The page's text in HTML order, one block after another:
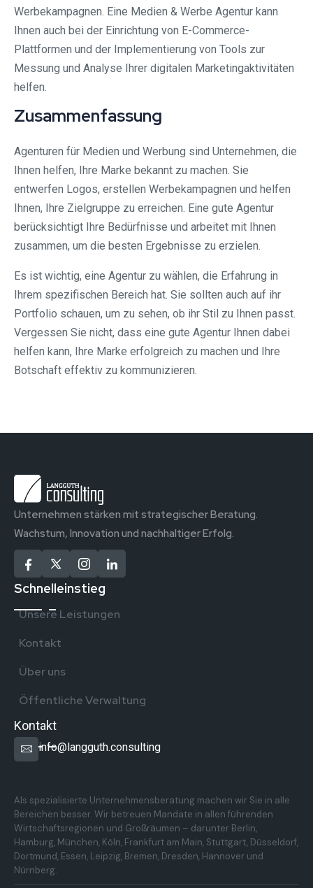
Werbekampagnen. Eine Medien & Werbe Agentur kann
Ihnen auch bei der Einrichtung von E-Commerce-
Plattformen und der Implementierung von Tools zur
Messung und Analyse Ihrer digitalen Marketingaktivitäten
helfen.
Zusammenfassung
Agenturen für Medien und Werbung sind Unternehmen, die
Ihnen helfen, Ihre Marke bekannt zu machen. Sie
entwerfen Logos, erstellen Werbekampagnen und helfen
Ihnen, Ihre Zielgruppe zu erreichen. Eine gute Agentur
berücksichtigt Ihre Bedürfnisse und arbeitet mit Ihnen
zusammen, um die besten Ergebnisse zu erzielen.
Es ist wichtig, eine Agentur zu wählen, die Erfahrung in
Ihrem spezifischen Bereich hat. Sie sollten auch auf ihr
Portfolio schauen, um zu sehen, ob ihr Stil zu Ihnen passt.
Vergessen Sie nicht, dass eine gute Agentur Ihnen dabei
helfen kann, Ihre Marke erfolgreich zu machen und Ihre
Botschaft effektiv zu kommunizieren.
Unternehmen stärken mit strategischer Beratung.
Wachstum, Innovation und nachhaltiger Erfolg.
Schnelleinstieg
Unsere Leistungen
Kontakt
Über uns
Öffentliche Verwaltung
Kontakt
info@langguth.consulting
Als spezialisierte Unternehmensberatung machen wir Sie in alle
Bereichen besser. Wir betreuen Mandate in allen führenden
Wirtschaftsregionen und Großräumen – darunter Berlin,
Hamburg, München, Köln, Frankfurt am Main, Stuttgart, Düsseldorf,
Dortmund, Essen, Leipzig, Bremen, Dresden, Hannover und
Nürnberg.